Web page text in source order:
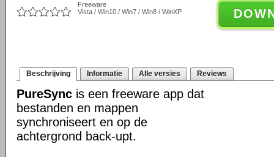
Freeware
Vista / Win10 / Win7 / Win8 / WinXP
Beschrijving Informatie Alle versies Reviews
PureSync is een freeware app dat
bestanden en mappen
synchroniseert en op de
achtergrond back-upt.